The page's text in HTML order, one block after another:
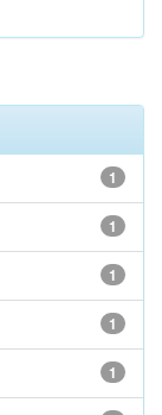
1
1
1
1
1